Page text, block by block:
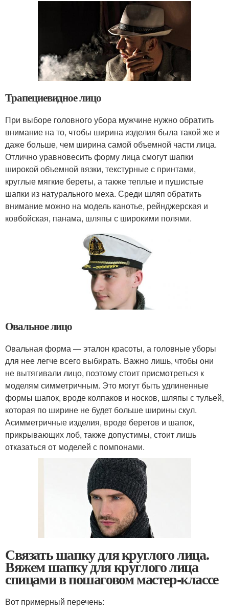
Трапециевидное лицо
При выборе головного убора мужчине нужно обратить
внимание на то, чтобы ширина изделия была такой же и
даже больше, чем ширина самой объемной части лица.
Отлично уравновесить форму лица смогут шапки
широкой объемной вязки, текстурные с принтами,
круглые мягкие береты, а также теплые и пушистые
шапки из натурального меха. Среди шляп обратить
внимание можно на модель канотье, рейнджерская и
ковбойская, панама, шляпы с широкими полями.
Овальное лицо
Овальная форма — эталон красоты, а головные уборы
для нее легче всего выбирать. Важно лишь, чтобы они
не вытягивали лицо, поэтому стоит присмотреться к
моделям симметричным. Это могут быть удлиненные
формы шапок, вроде колпаков и носков, шляпы с тульей,
которая по ширине не будет больше ширины скул.
Асимметричные изделия, вроде беретов и шапок,
прикрывающих лоб, также допустимы, стоит лишь
отказаться от моделей с помпонами.
Связать шапку для круглого лица.
Вяжем шапку для круглого лица
спицами в пошаговом мастер-классе
Вот примерный перечень: